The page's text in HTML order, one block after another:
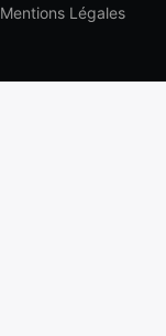
Mentions Légales